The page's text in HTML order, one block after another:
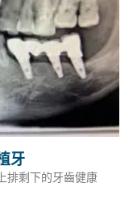
牙
排剩下的牙齒健康